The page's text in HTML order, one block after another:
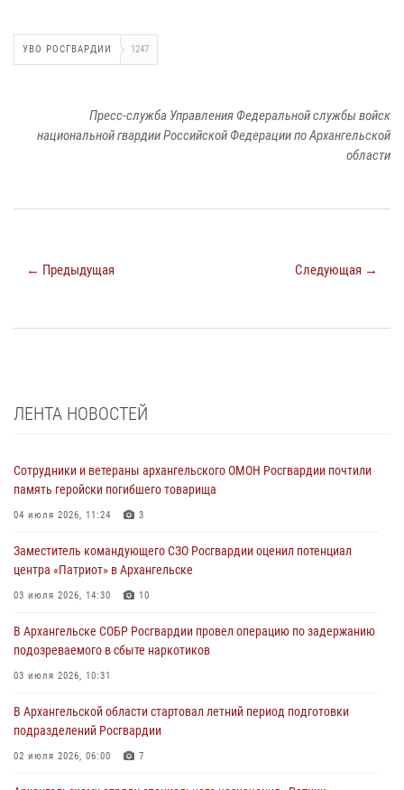
УВО РОСГВАРДИИ 1247
Пресс-служба Управления Федеральной службы войск
национальной гвардии Российской Федерации по Архангельской
области
← Предыдущая Следующая →
ЛЕНТА НОВОСТЕЙ
Сотрудники и ветераны архангельского ОМОН Росгвардии почтили
память геройски погибшего товарища
04 июля 2026, 11:24 3
Заместитель командующего СЗО Росгвардии оценил потенциал
центра «Патриот» в Архангельске
03 июля 2026, 14:30 10
В Архангельске СОБР Росгвардии провел операцию по задержанию
подозреваемого в сбыте наркотиков
03 июля 2026, 10:31
В Архангельской области стартовал летний период подготовки
подразделений Росгвардии
02 июля 2026, 06:00 7